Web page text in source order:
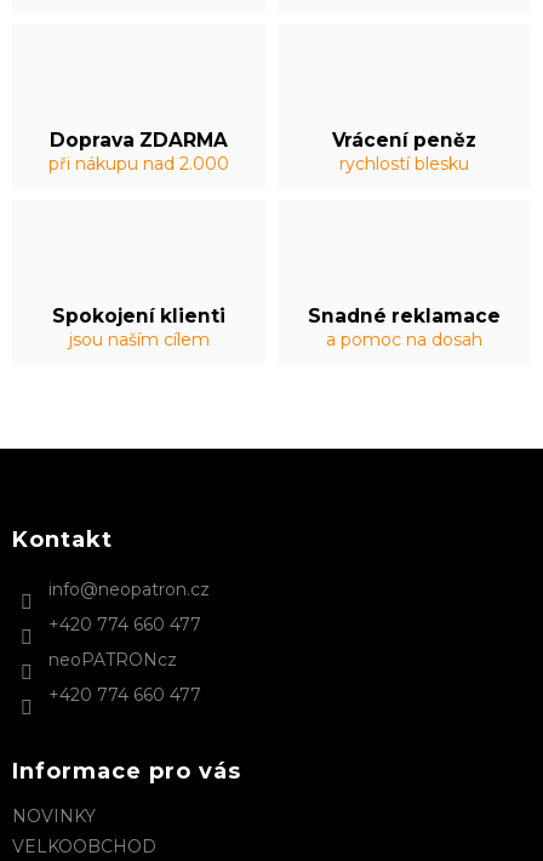
Doprava ZDARMA
při nákupu nad 2.000
Vrácení peněz
rychlostí blesku
Spokojení klienti
jsou naším cílem
Snadné reklamace
a pomoc na dosah
aKontakt
info@neopatron.cz
+420 774 660 477
neoPATRONcz
+420 774 660 477
Informace pro vás
NOVINKY
VELKOOBCHOD